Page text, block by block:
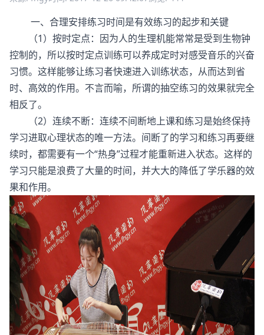
来源: fhgy 时间: 2017-12-26 09:42:07 浏览: 444
一、合理安排练习时间是有效练习的起步和关键
（1）按时定点：因为人的生理机能常常是受到生物钟
控制的，所以按时定点训练可以养成定时对感受音乐的兴奋
习惯。这样能够让练习者快速进入训练状态，从而达到省
时、高效的作用。不言而喻，所谓的抽空练习的效果就完全
相反了。
（2）连续不断：连续不间断地上课和练习是始终保持
学习进取心理状态的唯一方法。间断了的学习和练习再要继
续时，都需要有一个“热身”过程才能重新进入状态。这样的
学习只能是浪费了大量的时间，并大大的降低了学乐器的效
果和作用。